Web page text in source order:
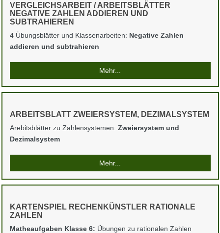
VERGLEICHSARBEIT / ARBEITSBLÄTTER
NEGATIVE ZAHLEN ADDIEREN UND
SUBTRAHIEREN
4 Übungsblätter und Klassenarbeiten: Negative Zahlen
addieren und subtrahieren
Mehr...
ARBEITSBLATT ZWEIERSYSTEM, DEZIMALSYSTEM
Arebitsblätter zu Zahlensystemen: Zweiersystem und
Dezimalsystem
Mehr...
KARTENSPIEL RECHENKÜNSTLER RATIONALE
ZAHLEN
Matheaufgaben Klasse 6: Übungen zu rationalen Zahlen